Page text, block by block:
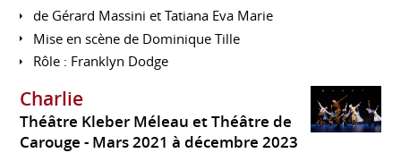
de Gérard Massini et Tatiana Eva Marie
Mise en scène de Dominique Tille
Rôle : Franklyn Dodge
Charlie
Théâtre Kleber Méleau et Théâtre de
Carouge
Mars 2021 à décembre 2023